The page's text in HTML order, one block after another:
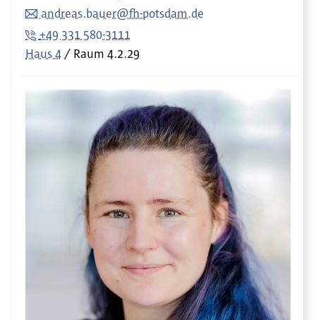
andreas.bauer@fh-potsdam.de
+49 331 580-3111
Haus 4
Raum 4.2.29